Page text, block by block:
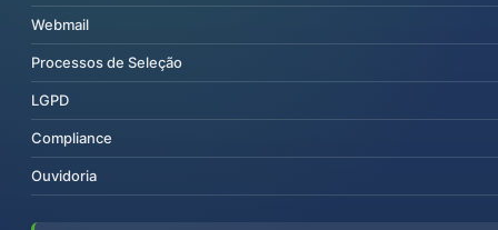
Webmail
Processos de Seleção
LGPD
Compliance
Ouvidoria